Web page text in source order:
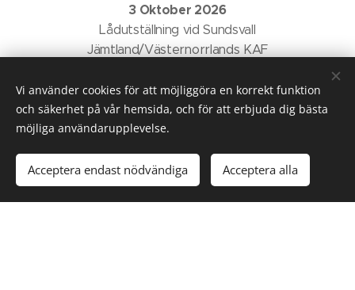
3 Oktober 2026
Lådutställning vid Sundsvall
Jämtland/Västernorrlands KAF
24 Oktober 2026
Höstmöte och Lådutställning i Yttertavle
21 November 2026
Vi använder cookies för att möjliggöra en korrekt funktion
och säkerhet på vår hemsida, och för att erbjuda dig bästa
möjliga användarupplevelse.
Acceptera endast nödvändiga Acceptera alla